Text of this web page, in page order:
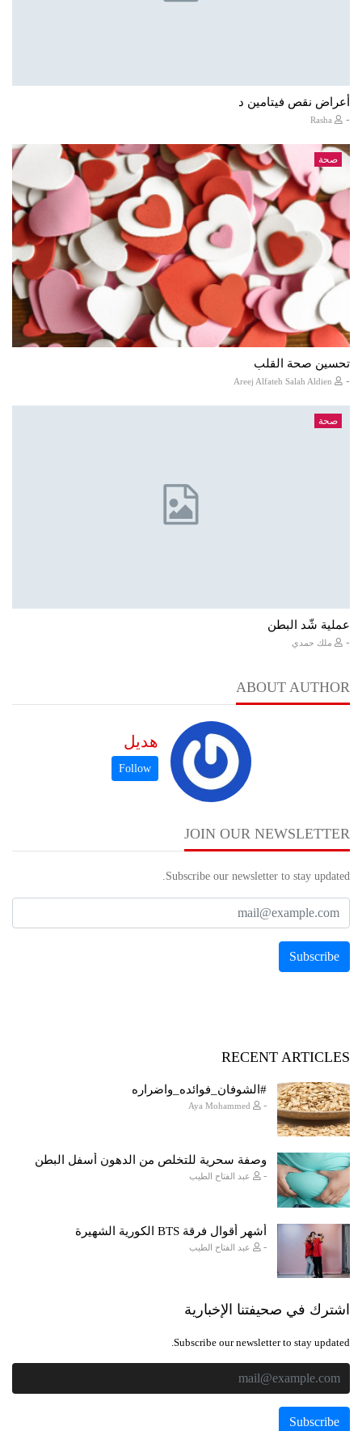
أعراض نقص فيتامين د
-
صحة
تحسين صحة القلب
-
صحة
عملية شّد البطن
- ملك حمدي
ABOUT AUTHOR
هديل
JOIN OUR NEWSLETTER
Subscribe our newsletter to stay updated.
RECENT ARTICLES
#الشوفان_فوائده_واضراره
-
وصفة سحرية للتخلص من الدهون أسفل البطن
- عبد الفتاح الطيب
أشهر أقوال فرقة BTS الكورية الشهيرة
- عبد الفتاح الطيب
اشترك في صحيفتنا الإخبارية
Subscribe our newsletter to stay updated.